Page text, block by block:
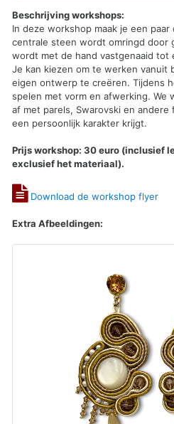
Beschrijving workshops:
In deze workshop maak je een
centrale steen wordt omringd door
wordt met de hand vastgenaaid tot
Je kan kiezen om te werken vanuit
eigen ontwerp te creëren. Tijdens
spelen met vorm en afwerking. We
af met parels, Swarovski en
een persoonlijk karakter krijgt.
Prijs workshop: 30 euro (inclusief
exclusief het materiaal).
Download de workshop flyer
Extra Afbeeldingen: